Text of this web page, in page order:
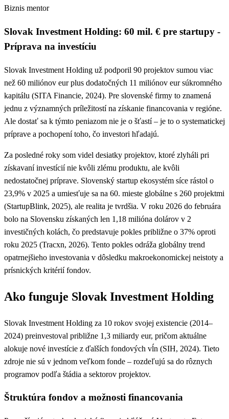
Biznis mentor
Slovak Investment Holding: 60 mil. € pre startupy -
Príprava na investíciu
Slovak Investment Holding už podporil 90 projektov sumou viac
než 60 miliónov eur plus dodatočných 11 miliónov eur súkromného
kapitálu (SITA Financie, 2024). Pre slovenské firmy to znamená
jednu z významných príležitostí na získanie financovania v regióne.
Ale dostať sa k týmto peniazom nie je o šťastí – je to o systematickej
príprave a pochopení toho, čo investori hľadajú.
Za posledné roky som videl desiatky projektov, ktoré zlyháli pri
získavaní investícií nie kvôli zlému produktu, ale kvôli
nedostatočnej príprave. Slovenský startup ekosystém síce rástol o
23,9% v 2025 a umiesťuje sa na 60. mieste globálne s 260 projektmi
(StartupBlink, 2025), ale realita je tvrdšia. V roku 2026 do februára
bolo na Slovensku získaných len 1,18 milióna dolárov v 2
investičných kolách, čo predstavuje pokles približne o 37% oproti
roku 2025 (Tracxn, 2026). Tento pokles odráža globálny trend
opatrnejšieho investovania v dôsledku makroekonomickej neistoty a
prísnických kritérií fondov.
Ako funguje Slovak Investment Holding
Slovak Investment Holding za 10 rokov svojej existencie (2014–
2024) preinvestoval približne 1,3 miliardy eur, pričom aktuálne
alokuje nové investície z ďalších fondových vĺn (SIH, 2024). Tieto
zdroje nie sú v jednom veľkom fonde – rozdeľujú sa do rôznych
programov podľa štádia a sektorov projektov.
Štruktúra fondov a možnosti financovania